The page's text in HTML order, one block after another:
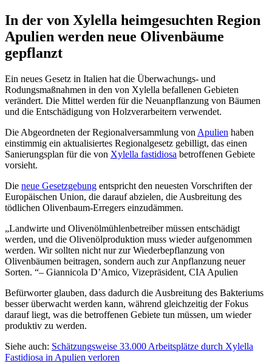
In der von Xylella heimgesuchten Region
Apulien werden neue Olivenbäume
gepflanzt
Ein neues Gesetz in Italien hat die Überwachungs- und
Rodungsmaßnahmen in den von Xylella befallenen Gebieten
verändert. Die Mittel werden für die Neuanpflanzung von Bäumen
und die Entschädigung von Holzverarbeitern verwendet.
Die Abgeordneten der Regionalversammlung von Apulien haben
einstimmig ein aktualisiertes Regionalgesetz gebilligt, das einen
Sanierungsplan für die von Xylella fastidiosa betroffenen Gebiete
vorsieht.
Die neue Gesetzgebung entspricht den neuesten Vorschriften der
Europäischen Union, die darauf abzielen, die Ausbreitung des
tödlichen Olivenbaum-Erregers einzudämmen.
Landwirte und Olivenölmühlenbetreiber müssen entschädigt
werden, und die Olivenölproduktion muss wieder aufgenommen
werden. Wir sollten nicht nur zur Wiederbepflanzung von
Olivenbäumen beitragen, sondern auch zur Anpflanzung neuer
Sorten.
– Giannicola D’Amico, Vizepräsident, CIA Apulien
Befürworter glauben, dass dadurch die Ausbreitung des Bakteriums
besser überwacht werden kann, während gleichzeitig der Fokus
darauf liegt, was die betroffenen Gebiete tun müssen, um wieder
produktiv zu werden.
Siehe auch: Schätzungsweise 33.000 Arbeitsplätze durch Xylella
Fastidiosa in Apulien verloren